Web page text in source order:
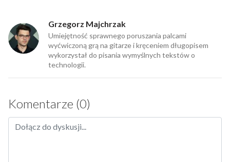
Grzegorz Majchrzak
Umiejętność sprawnego poruszania palcami
wyćwiczoną grą na gitarze i kręceniem długopisem
wykorzystał do pisania wymyślnych tekstów o
technologii.
Komentarze (0)